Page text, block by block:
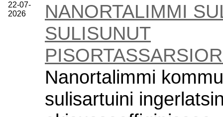
22-07-
2026
NANORTALIMMI
SULISUNUT
Nanortalimmi
sulisartuini